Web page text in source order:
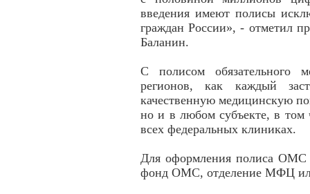
введения имеют полисы
граждан России», - отметил
Баланин.
С полисом обязательного
регионов, как каждый
качественную медицинскую
но и в любом субъекте, в том
всех федеральных клиниках.
Для оформления полиса ОМС
фонд ОМС, отделение МФЦ